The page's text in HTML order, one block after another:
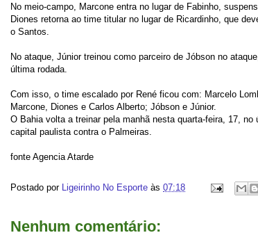
No meio-campo, Marcone entra no lugar de Fabinho,
Diones retorna ao time titular no lugar de Ricardinho, que
o Santos.
No ataque, Júnior treinou como parceiro de Jóbson no
última rodada.
Com isso, o time escalado por René ficou com: Marcelo
Marcone, Diones e Carlos Alberto; Jóbson e Júnior.
O Bahia volta a treinar pela manhã nesta quarta-feira, 17,
capital paulista contra o Palmeiras.
fonte Agencia Atarde
Postado por Ligeirinho No Esporte às 07:18
Nenhum comentário: